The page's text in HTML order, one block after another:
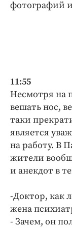
фотографий
11:55
Несмотря на
вешать нос,
таки
является
на работу. В
жители
и анекдот в
-Доктор, как
жена
- Зачем, он